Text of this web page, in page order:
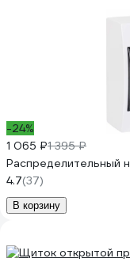
-24%
1 065 ₽1 395 ₽
Распределительный
4.7(37)
В корзину